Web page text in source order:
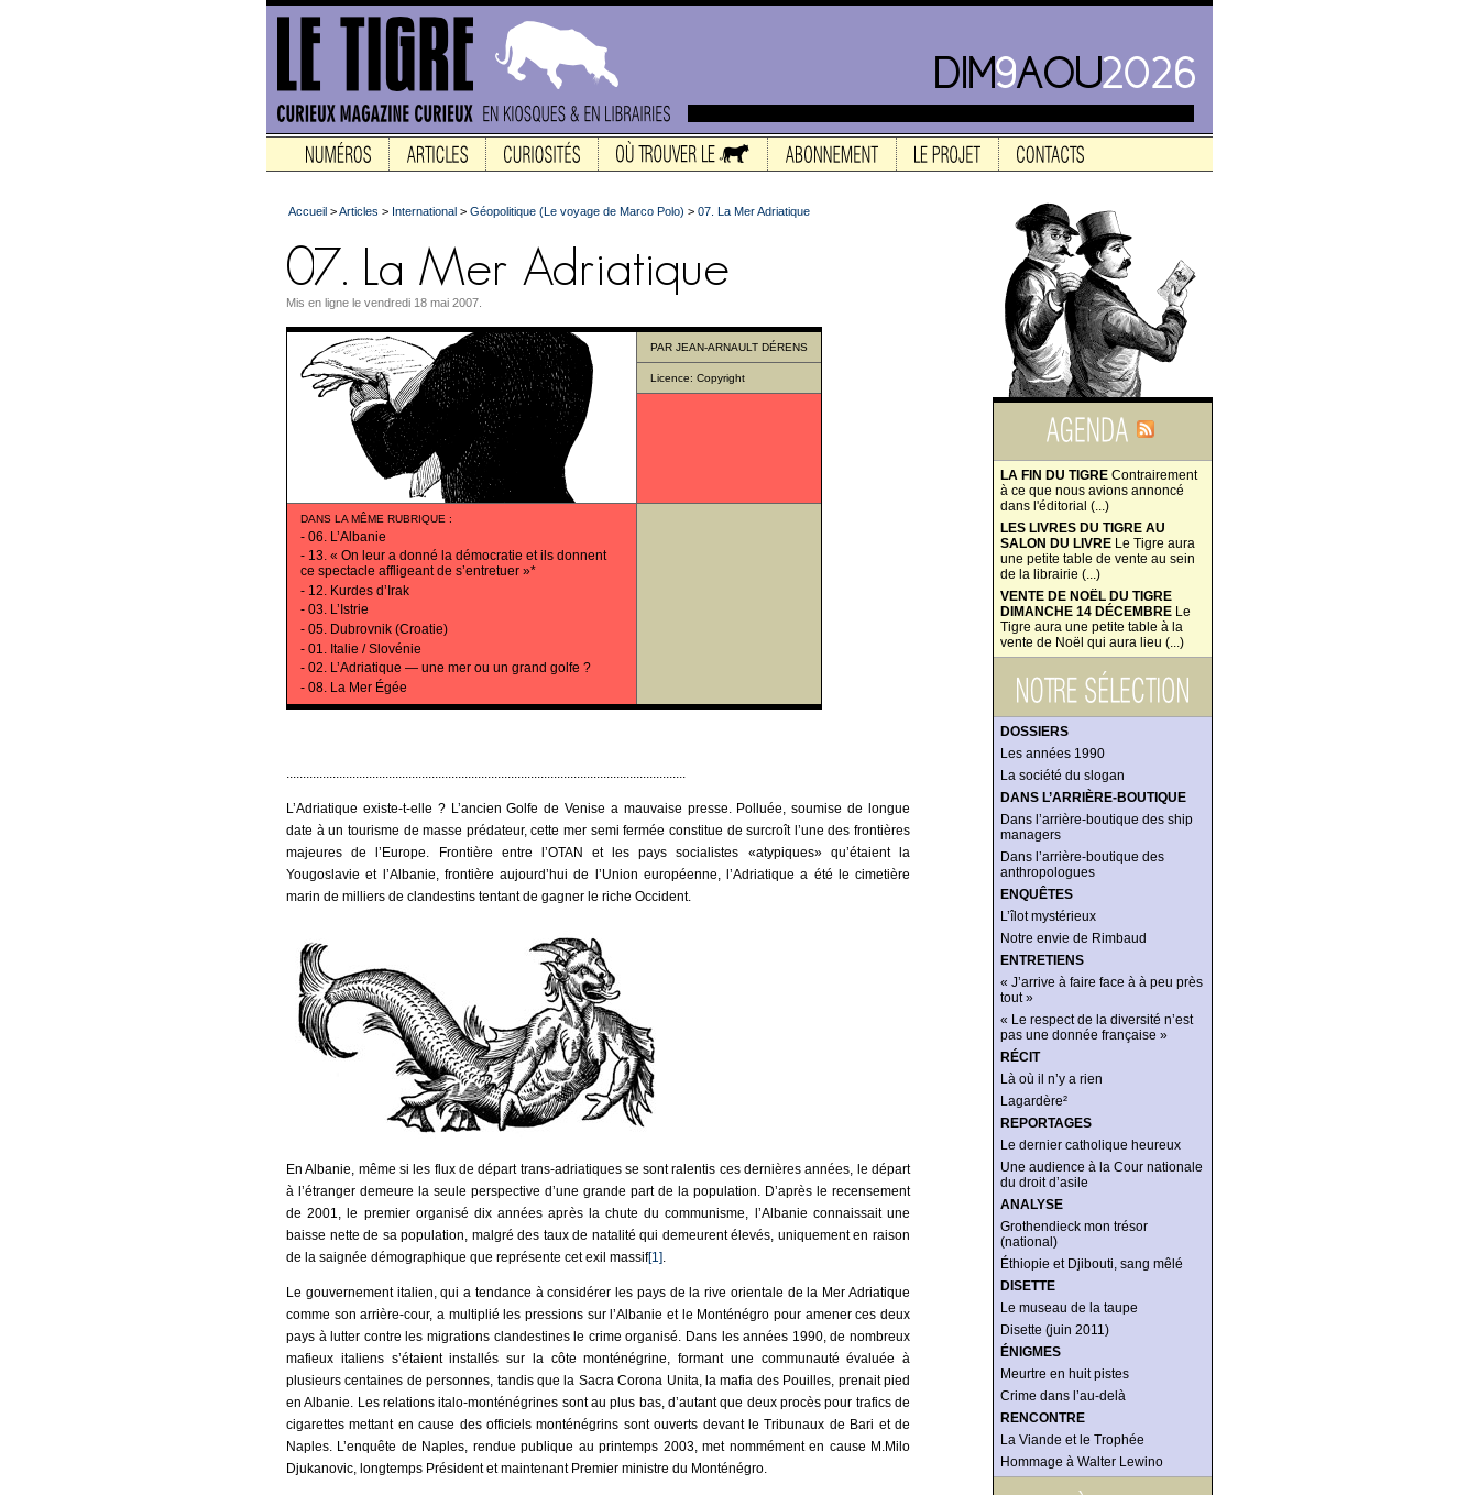
LA FIN DU TIGRE Contrairement
à ce que nous avions annoncé
dans l'éditorial (...)
LES LIVRES DU TIGRE AU
SALON DU LIVRE Le Tigre aura
une petite table de vente au sein
de la librairie (...)
VENTE DE NOËL DU TIGRE
DIMANCHE 14 DÉCEMBRE Le
Tigre aura une petite table à la
vente de Noël qui aura lieu (...)
DOSSIERS
Les années 1990
La société du slogan
DANS L’ARRIÈRE-BOUTIQUE
Dans l’arrière-boutique des ship
managers
Dans l’arrière-boutique des
anthropologues
ENQUÊTES
L’îlot mystérieux
Notre envie de Rimbaud
ENTRETIENS
« J’arrive à faire face à à peu près
tout »
« Le respect de la diversité n’est
pas une donnée française »
RÉCIT
Là où il n’y a rien
Lagardère²
REPORTAGES
Le dernier catholique heureux
Une audience à la Cour nationale
du droit d’asile
ANALYSE
Grothendieck mon trésor
(national)
Éthiopie et Djibouti, sang mêlé
DISETTE
Le museau de la taupe
Disette (juin 2011)
ÉNIGMES
Meurtre en huit pistes
Crime dans l’au-delà
RENCONTRE
La Viande et le Trophée
Hommage à Walter Lewino
Accueil >Articles > International > Géopolitique (Le voyage de Marco Polo) > 07. La Mer Adriatique
Mis en ligne le vendredi 18 mai 2007.
PAR JEAN-ARNAULT DÉRENS
Licence: Copyright
DANS LA MÊME RUBRIQUE :
- 06. L’Albanie
- 13. « On leur a donné la démocratie et ils donnent
ce spectacle affligeant de s’entretuer »*
- 12. Kurdes d’Irak
- 03. L’Istrie
- 05. Dubrovnik (Croatie)
- 01. Italie / Slovénie
- 02. L’Adriatique — une mer ou un grand golfe ?
- 08. La Mer Égée
.........................................................................................................................
L’Adriatique existe-t-elle ? L’ancien Golfe de Venise a mauvaise presse. Polluée, soumise de longue
date à un tourisme de masse prédateur, cette mer semi fermée constitue de surcroît l’une des frontières
majeures de l’Europe. Frontière entre l’OTAN et les pays socialistes «atypiques» qu’étaient la
Yougoslavie et l’Albanie, frontière aujourd’hui de l’Union européenne, l’Adriatique a été le cimetière
marin de milliers de clandestins tentant de gagner le riche Occident.
En Albanie, même si les flux de départ trans-adriatiques se sont ralentis ces dernières années, le départ
à l’étranger demeure la seule perspective d’une grande part de la population. D’après le recensement
de 2001, le premier organisé dix années après la chute du communisme, l’Albanie connaissait une
baisse nette de sa population, malgré des taux de natalité qui demeurent élevés, uniquement en raison
de la saignée démographique que représente cet exil massif[1].
Le gouvernement italien, qui a tendance à considérer les pays de la rive orientale de la Mer Adriatique
comme son arrière-cour, a multiplié les pressions sur l’Albanie et le Monténégro pour amener ces deux
pays à lutter contre les migrations clandestines le crime organisé. Dans les années 1990, de nombreux
mafieux italiens s’étaient installés sur la côte monténégrine, formant une communauté évaluée à
plusieurs centaines de personnes, tandis que la Sacra Corona Unita, la mafia des Pouilles, prenait pied
en Albanie. Les relations italo-monténégrines sont au plus bas, d’autant que deux procès pour trafics de
cigarettes mettant en cause des officiels monténégrins sont ouverts devant le Tribunaux de Bari et de
Naples. L’enquête de Naples, rendue publique au printemps 2003, met nommément en cause M.Milo
Djukanovic, longtemps Président et maintenant Premier ministre du Monténégro.